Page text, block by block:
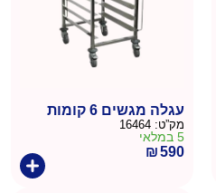
עגלה מגשים 6 קומות
מק”ט: 16464
5 במלאי
₪590